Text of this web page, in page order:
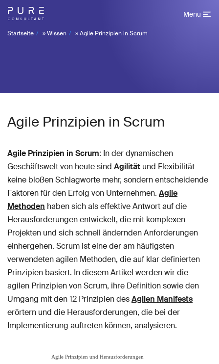
Menü
Startseite »Wissen »Agile Prinzipien in Scrum
Agile Prinzipien in Scrum
Agile Prinzipien in Scrum: In der dynamischen
Geschäftswelt von heute sind Agilität und Flexibilität
keine bloßen Schlagworte mehr, sondern entscheidende
Faktoren für den Erfolg von Unternehmen. Agile
Methoden haben sich als effektive Antwort auf die
Herausforderungen entwickelt, die mit komplexen
Projekten und sich schnell ändernden Anforderungen
einhergehen. Scrum ist eine der am häufigsten
verwendeten agilen Methoden, die auf klar definierten
Prinzipien basiert. In diesem Artikel werden wir die
agilen Prinzipien von Scrum, ihre Definition sowie den
Umgang mit den 12 Prinzipien desAgilen Manifests
erörtern und die Herausforderungen, die bei der
Implementierung auftreten können, analysieren.